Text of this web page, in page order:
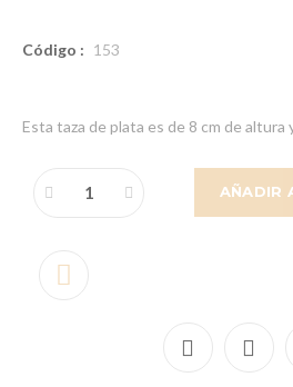
Código : 153
Esta taza de plata es de 8 cm de altura
AÑADIR